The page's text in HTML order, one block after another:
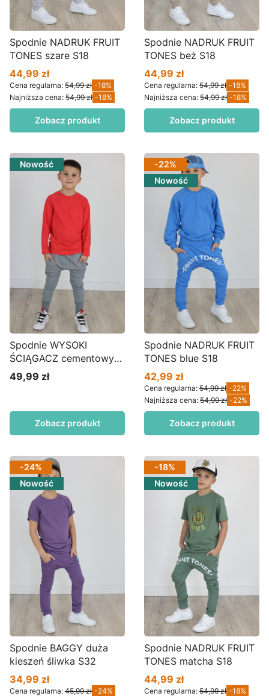
Spodnie NADRUK FRUIT
TONES szare S18
Cena promocyjna
44,99 zł
Cena regularna: 54,99 zł -18%
Najniższa cena: 54,99 zł -18%
Zobacz produkt
Spodnie NADRUK FRUIT
TONES beż S18
Cena promocyjna
44,99 zł
Cena regularna: 54,99 zł -18%
Najniższa cena: 54,99 zł -18%
Zobacz produkt
Nowość
Spodnie WYSOKI
ŚCIĄGACZ cementowy
S14
Cena
49,99 zł
Zobacz produkt
-22%
Nowość
Spodnie NADRUK FRUIT
TONES blue S18
Cena promocyjna
42,99 zł
Cena regularna: 54,99 zł -22%
Najniższa cena: 54,99 zł -22%
Zobacz produkt
-24%
Nowość
Spodnie BAGGY duża
kieszeń śliwka S32
Cena promocyjna
34,99 zł
Cena regularna: 45,99 zł -24%
-18%
Nowość
Spodnie NADRUK FRUIT
TONES matcha S18
Cena promocyjna
44,99 zł
Cena regularna: 54,99 zł -18%